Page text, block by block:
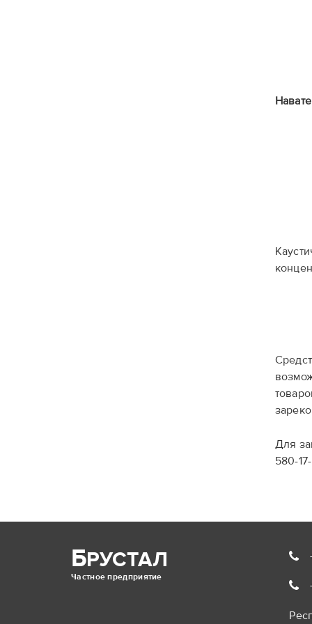
Для
580-
БРУСТАЛ
Частное предприятие